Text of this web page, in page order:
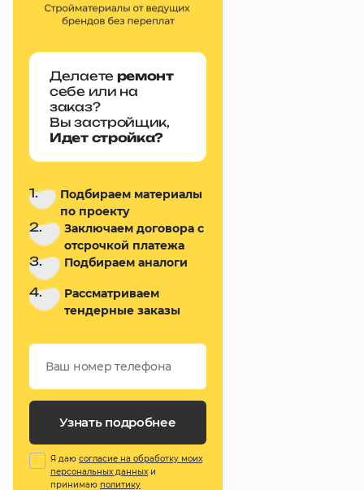
Делаете ремонт
себе или на
заказ?
Вы застройщик,
Идет стройка?
1.
Подбираем материалы
по проекту
2.
Заключаем договора с
отсрочкой платежа
3. Подбираем аналоги
4.
Рассматриваем
тендерные заказы
Узнать подробнее
Я даю согласие на обработку моих
персональных данных и
принимаю политику